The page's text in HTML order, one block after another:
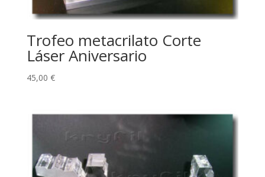
Trofeo metacrilato Corte
Láser Aniversario
45,00 €